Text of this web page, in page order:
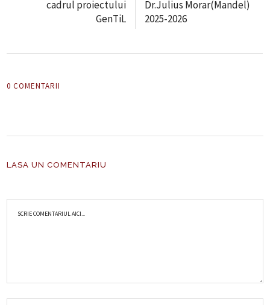
cadrul proiectului
GenTiL
Dr.Julius Morar(Mandel)
2025-2026
0 COMENTARII
LASA UN COMENTARIU